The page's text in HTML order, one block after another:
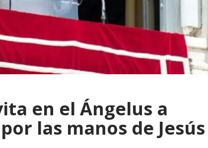
en el Ángelus a
las manos de Jesús